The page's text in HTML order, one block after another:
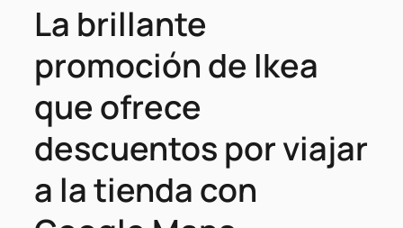
La brillante
promoción de Ikea
que ofrece
descuentos por viajar
a la tienda con